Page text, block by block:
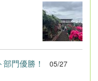
門優勝！
05/27